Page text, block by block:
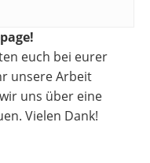
euch bei eurer
unsere Arbeit
uns über eine
Vielen Dank!